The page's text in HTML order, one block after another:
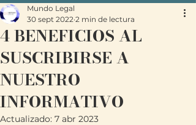
4 BENEFICIOS AL
SUSCRIBIRSE A
NUESTRO
INFORMATIVO
Mundo Legal
30 sept 2022 2 min de lectura
Actualizado: 7 abr 2023